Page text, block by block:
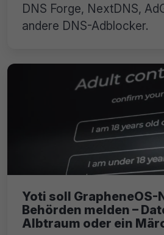
DNS Forge, NextDNS,
andere DNS-Adblocker.
Yoti soll GrapheneOS-
Behörden melden –
Albtraum oder ein